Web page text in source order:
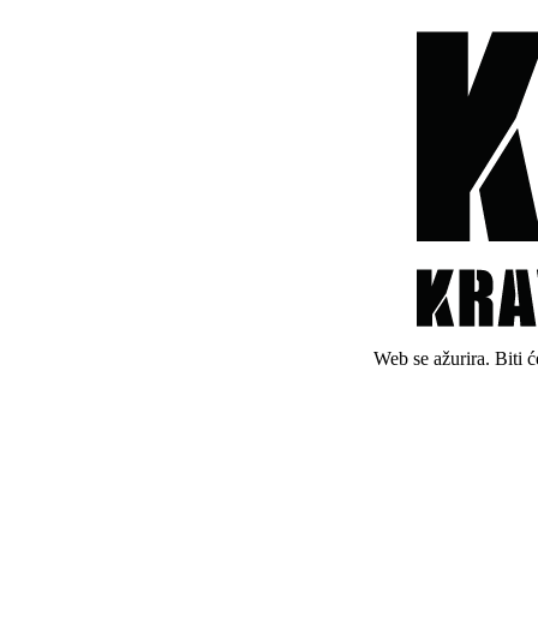
Web se ažurira. Biti